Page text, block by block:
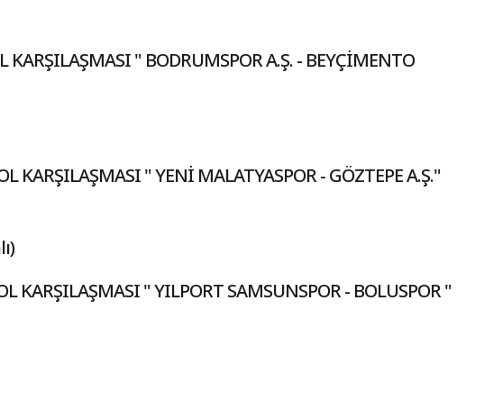
KARŞILAŞMASI " BODRUMSPOR A.Ş. - BEYÇİMENTO
KARŞILAŞMASI " YENİ MALATYASPOR - GÖZTEPE A.Ş."
KARŞILAŞMASI " YILPORT SAMSUNSPOR - BOLUSPOR "